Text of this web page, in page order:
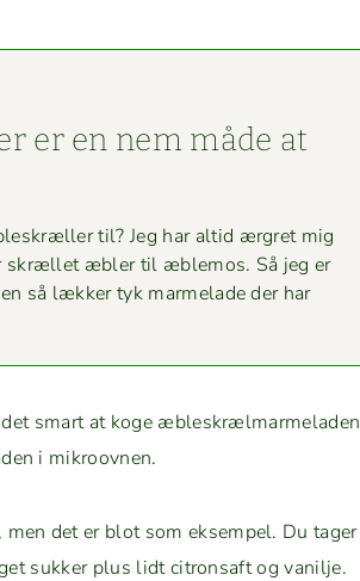
er en nem måde at
til? Jeg har altid ærgret mig
skræl­let æbler til æble­mos. Så jeg er
så lækker tyk marme­lade der har
smart at koge æbleskræl­marme­laden
i mikroovnen.
det er blot som eksem­pel. Du tager
sukker plus lidt cit­ron­saft og vanilje.